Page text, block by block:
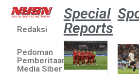
Redaksi
Pedoman
Pemberitaan
Media Siber
Special
Reports